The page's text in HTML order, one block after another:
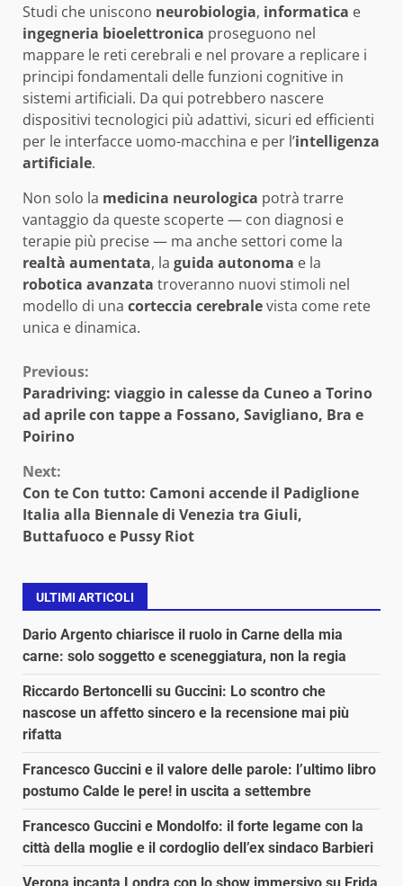
Studi che uniscono neurobiologia, informatica e
ingegneria bioelettronica proseguono nel
mappare le reti cerebrali e nel provare a replicare i
principi fondamentali delle funzioni cognitive in
sistemi artificiali. Da qui potrebbero nascere
dispositivi tecnologici più adattivi, sicuri ed efficienti
per le interfacce uomo-macchina e per l’intelligenza
artificiale.
Non solo la medicina neurologica potrà trarre
vantaggio da queste scoperte — con diagnosi e
terapie più precise — ma anche settori come la
realtà aumentata, la guida autonoma e la
robotica avanzata troveranno nuovi stimoli nel
modello di una corteccia cerebralevista come rete
unica e dinamica.
Continue
Reading
Previous:
Paradriving: viaggio in calesse da Cuneo a Torino
ad aprile con tappe a Fossano, Savigliano, Bra e
Poirino
Next:
Con te Con tutto: Camoni accende il Padiglione
Italia alla Biennale di Venezia tra Giuli,
Buttafuoco e Pussy Riot
ULTIMI ARTICOLI
Dario Argento chiarisce il ruolo in Carne della mia
carne: solo soggetto e sceneggiatura, non la regia
Riccardo Bertoncelli su Guccini: Lo scontro che
nascose un affetto sincero e la recensione mai più
rifatta
Francesco Guccini e il valore delle parole: l’ultimo libro
postumo Calde le pere! in uscita a settembre
Francesco Guccini e Mondolfo: il forte legame con la
città della moglie e il cordoglio dell’ex sindaco Barbieri